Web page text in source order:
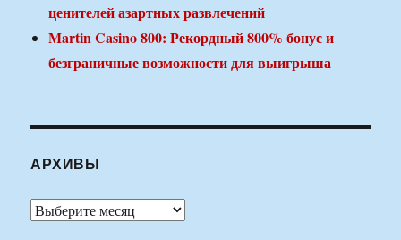
ценителей азартных развлечений
Martin Casino 800: Рекордный 800% бонус и
безграничные возможности для выигрыша
АРХИВЫ
Архивы